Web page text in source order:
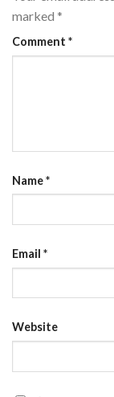
marked *
Comment *
Name*
Email *
Website